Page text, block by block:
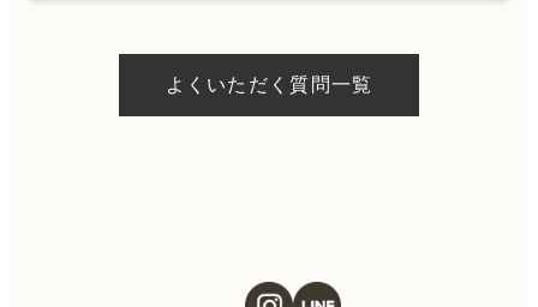
ただける施術もございます。当日の施術をご
希望の場合は、ご予約の際にお気軽にご相談
よくいただく質問一覧